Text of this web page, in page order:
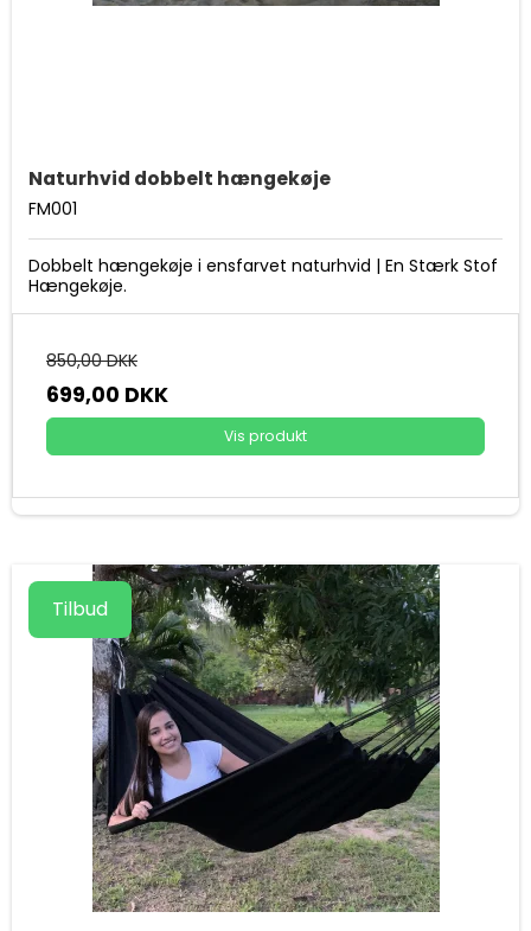
Naturhvid dobbelt hængekøje
FM001
Dobbelt hængekøje i ensfarvet naturhvid | En Stærk Stof
Hængekøje.
850,00 DKK
699,00 DKK
Vis produkt
Tilbud